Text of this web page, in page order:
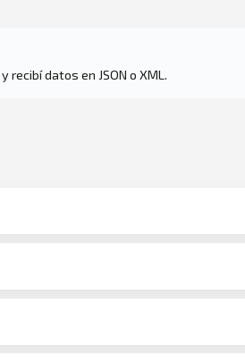
y recibí datos en JSON o XML.